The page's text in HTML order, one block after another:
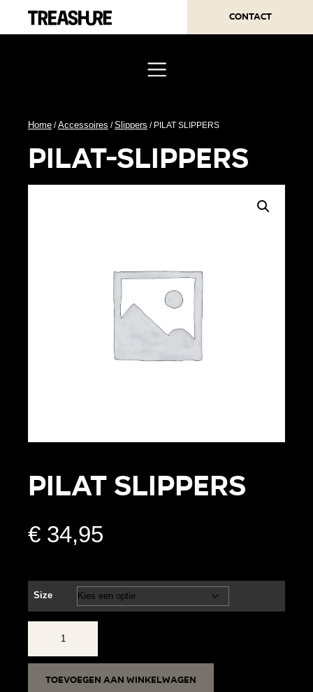
Contact
Home /Accessoires /Slippers / PILAT SLIPPERS
pilat-slippers
PILAT SLIPPERS
€ 34,95
Size
aantal
Toevoegen aan winkelwagen